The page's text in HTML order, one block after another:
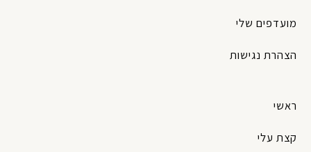
מועדפים שלי
הצהרת נגישות
ראשי
קצת עלי